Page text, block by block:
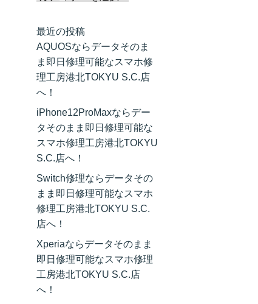
最近の投稿
AQUOSならデータそのま
ま即日修理可能なスマホ修
理工房港北TOKYU S.C.店
へ！
iPhone12ProMaxならデー
タそのまま即日修理可能な
スマホ修理工房港北TOKYU
S.C.店へ！
Switch修理ならデータその
まま即日修理可能なスマホ
修理工房港北TOKYU S.C.
店へ！
Xperiaならデータそのまま
即日修理可能なスマホ修理
工房港北TOKYU S.C.店
へ！